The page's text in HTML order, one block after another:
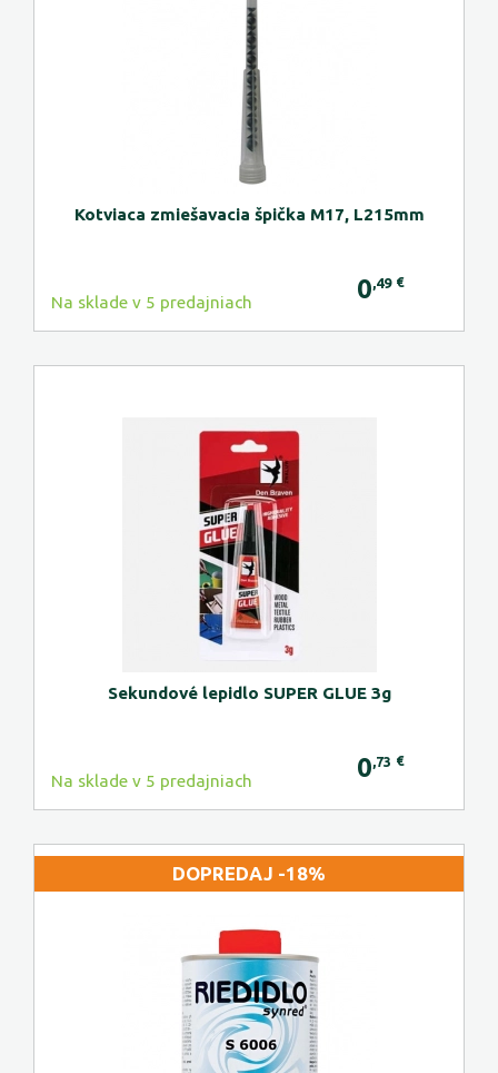
Kotviaca zmiešavacia špička M17, L215mm
Na sklade v 5 predajniach 0 ,49 €
Sekundové lepidlo SUPER GLUE 3g
Na sklade v 5 predajniach 0 ,73 €
DOPREDAJ -18%